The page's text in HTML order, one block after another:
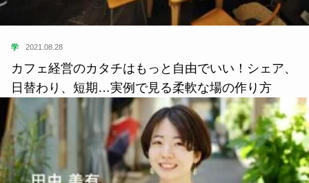
住 2021.04.30